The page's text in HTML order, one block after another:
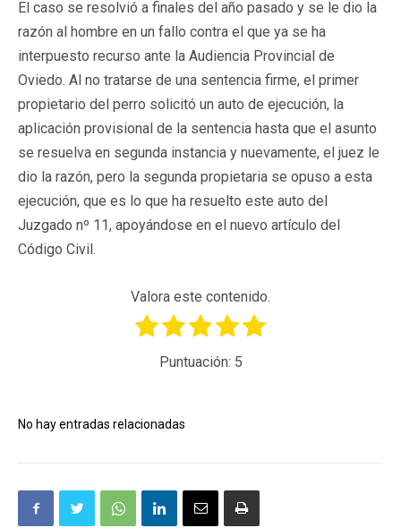
El caso se resolvió a finales del año pasado y se le dio la
razón al hombre en un fallo contra el que ya se ha
interpuesto recurso ante la Audiencia Provincial de
Oviedo. Al no tratarse de una sentencia firme, el primer
propietario del perro solicitó un auto de ejecución, la
aplicación provisional de la sentencia hasta que el asunto
se resuelva en segunda instancia y nuevamente, el juez le
dio la razón, pero la segunda propietaria se opuso a esta
ejecución, que es lo que ha resuelto este auto del
Juzgado nº 11, apoyándose en el nuevo artículo del
Código Civil.
Valora este contenido.
Puntuación: 5
No hay entradas relacionadas